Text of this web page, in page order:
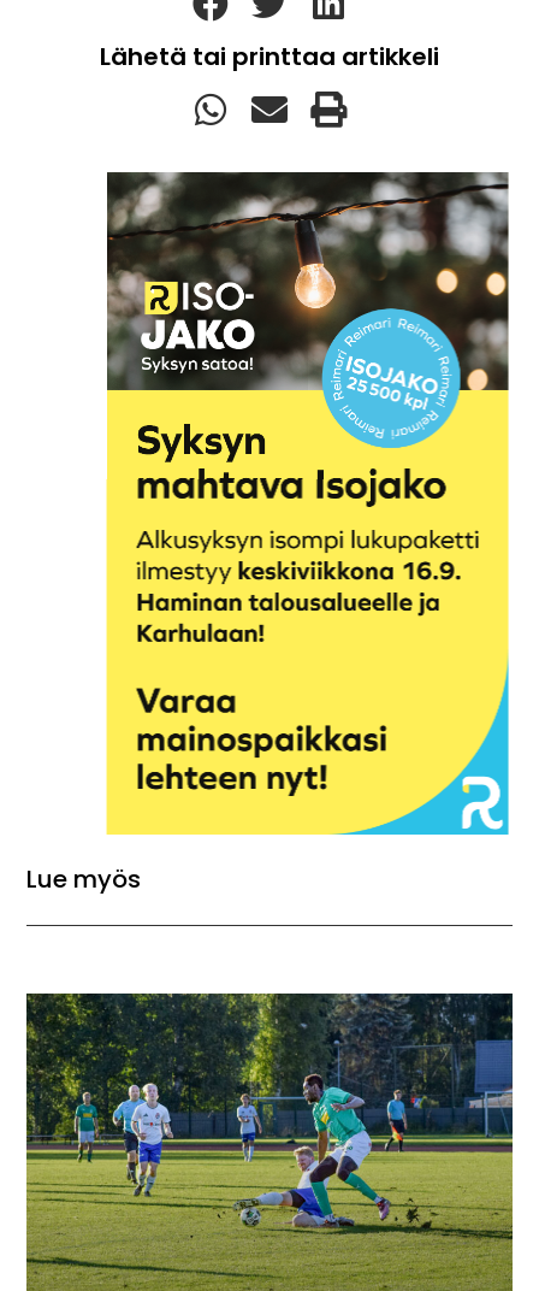
Lähetä tai printtaa artikkeli
Lue myös